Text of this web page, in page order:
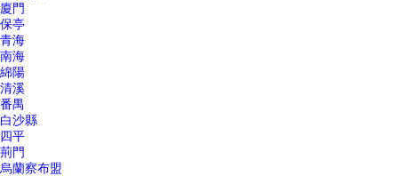
廈門
保亭
青海
南海
綿陽
清溪
番禺
白沙縣
四平
荊門
烏蘭察布盟